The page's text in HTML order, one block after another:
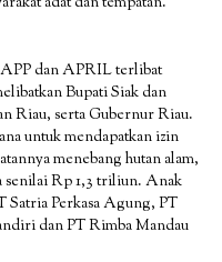
APP dan APRIL terlibat
Bupati Siak dan
Riau, serta Gubernur Riau.
untuk mendapatkan izin
menebang hutan alam,
senilai Rp 1,3 triliun. Anak
Satria Perkasa Agung, PT
dan PT Rimba Mandau